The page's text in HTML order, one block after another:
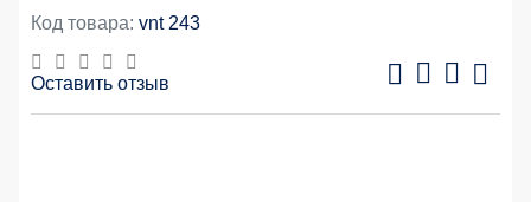
Код товара: vnt 243
Оставить отзыв